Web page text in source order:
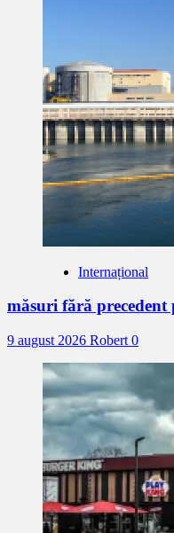
Internațional
măsuri fără
9 august 2026 Robert 0